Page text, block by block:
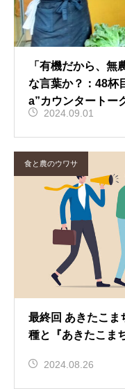
「有機だから、無
な言葉か？：48杯
a”カウンタートー
2024.09.01
食と農のウワサ
最終回 あきたこま
種と『あきたこま
2024.08.26